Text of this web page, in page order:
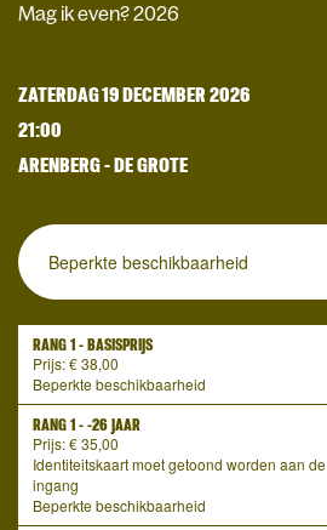
Mag ik even? 2026
ZATERDAG 19 DECEMBER 2026
21:00
ARENBERG - DE GROTE
Beperkte beschikbaarheid
RANG 1 - BASISPRIJS
Prijs: € 38,00
Beperkte beschikbaarheid
RANG 1 - -26 JAAR
Prijs: € 35,00
Identiteitskaart moet getoond worden aan de
ingang
Beperkte beschikbaarheid